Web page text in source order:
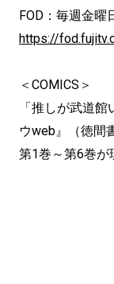
FOD：毎週金曜
https://
＜COMICS＞
「推しが武道
ウweb』（徳間
第1巻～第6巻が